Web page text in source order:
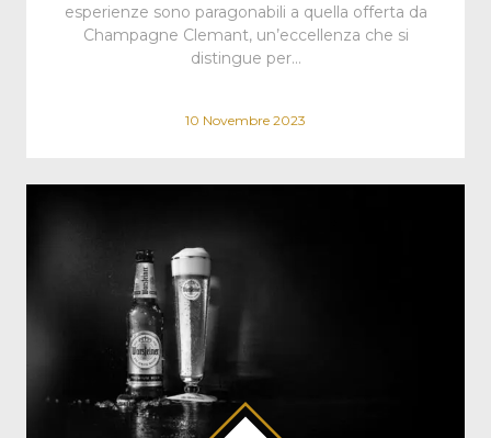
esperienze sono paragonabili a quella offerta da
Champagne Clemant, un’eccellenza che si
distingue per…
10 Novembre 2023